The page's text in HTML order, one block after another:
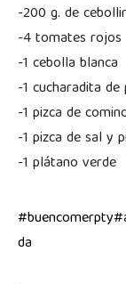
-200 g. de
-4 tomates rojos
-1 cebolla blanca
-1 cucharadita
-1 pizca de
-1 pizca de sal y
-1 plátano verde
#buencomerpty
da